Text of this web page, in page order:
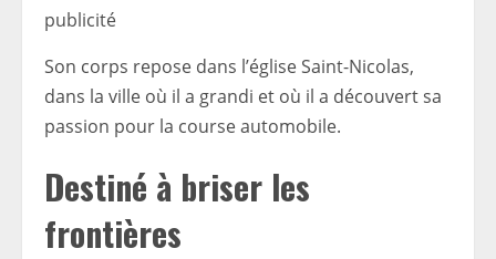
publicité
Son corps repose dans l’église Saint-Nicolas,
dans la ville où il a grandi et où il a découvert sa
passion pour la course automobile.
Destiné à briser les
frontières